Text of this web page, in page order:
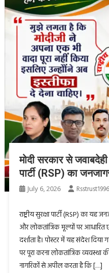
मोदी सरकार से जवाबदेही
पार्टी (RSP) का
July 6, 2026 Rsstrust1996
राष्ट्रीय सुरक्षा पार्टी (RSP) का यह
और लोकतांत्रिक मूल्यों पर
दर्शाता है। पोस्टर में यह संदेश
पर पूरा करना लोकतांत्रिक व्यवस्था
नागरिकों से अपील करता है कि […]